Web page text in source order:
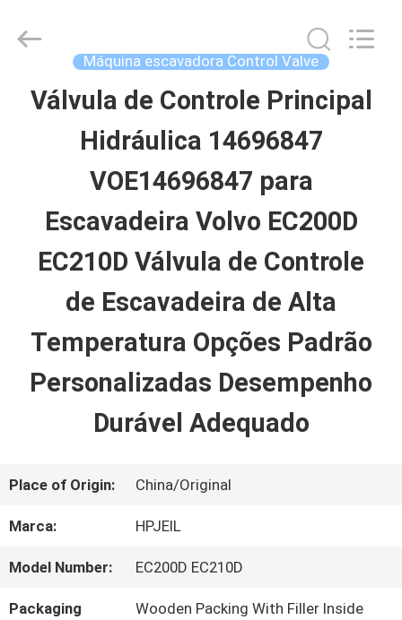
CASA
PRODUTOS
VÍDEOS
SOBRE
NÓS
EXCURSÃO
FÁBRICA
CONTROLE
DA
Hopson
Machinery
Máquina escavadora Control Valve
Válvula de Controle Principal
Hidráulica 14696847
VOE14696847 para
Escavadeira Volvo EC200D
EC210D Válvula de Controle
de Escavadeira de Alta
Temperatura Opções Padrão
Personalizadas Desempenho
Durável Adequado
Place of Origin: China/Original
Marca: HPJEIL
Model Number: EC200D EC210D
Packaging
Wooden Packing With Filler Inside